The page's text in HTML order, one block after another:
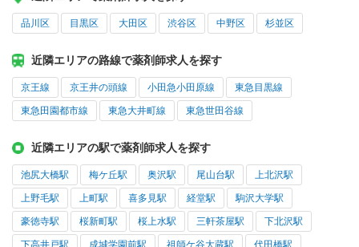
品川区 目黒区 大田区 渋谷区 中野区 杉並区
近隣エリアの路線で薬剤師求人を探す
京王線 京王井の頭線 小田急小田原線 東急目黒線
東急田園都市線 東急大井町線 東急世田谷線
近隣エリアの駅で薬剤師求人を探す
池尻大橋駅 梅ケ丘駅 奥沢駅 尾山台駅 上北沢駅
上野毛駅 上町駅 喜多見駅 経堂駅 駒沢大学駅
豪徳寺駅 桜新町駅 桜上水駅 三軒茶屋駅 下北沢駅